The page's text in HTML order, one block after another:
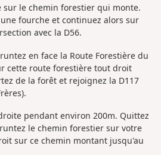
sur le chemin forestier qui monte.
fourche et continuez alors sur
avec la D56.
en face la Route Forestière du
cette route forestière tout droit
de la forêt et rejoignez la D117
pendant environ 200m. Quittez
le chemin forestier sur votre
sur ce chemin montant jusqu'au